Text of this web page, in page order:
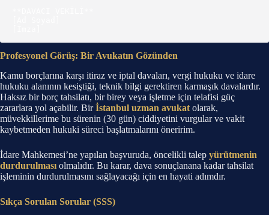
Profesyonel Görüş: Bir Avukatın Gözünden
Kamu borçlarına karşı itiraz ve iptal davaları, vergi hukuku ve idare
hukuku alanının kesiştiği, teknik bilgi gerektiren karmaşık davalardır.
Haksız bir borç tahsilatı, bir birey veya işletme için telafisi güç
zararlara yol açabilir. Birİstanbul uzman avukat olarak,
müvekkillerime bu sürenin (30 gün) ciddiyetini vurgular ve vakit
kaybetmeden hukuki süreci başlatmalarını öneririm.
İdare Mahkemesi’ne yapılan başvuruda, öncelikli talep yürütmenin
durdurulması olmalıdır. Bu karar, dava sonuçlanana kadar tahsilat
işleminin durdurulmasını sağlayacağı için en hayati adımdır.
Sıkça Sorulan Sorular (SSS)